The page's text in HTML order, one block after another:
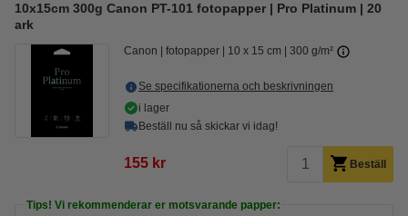
10x15cm 300g Canon PT-101 fotopapper | Pro Platinum | 20
ark
Canon fotopapper 10 x 15 cm 300 g/m²
Se specifikationerna och beskrivningen
i lager
Beställ nu så skickar vi idag!
155 kr Beställ
Tips! Vi rekommenderar er motsvarande papper: